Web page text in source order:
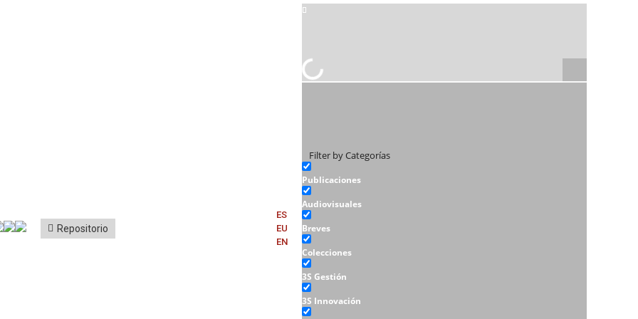
Repositorio
ES
EU
EN
Filter by Categorías
Publicaciones
Audiovisuales
Breves
Colecciones
3S Gestión
3S Innovación